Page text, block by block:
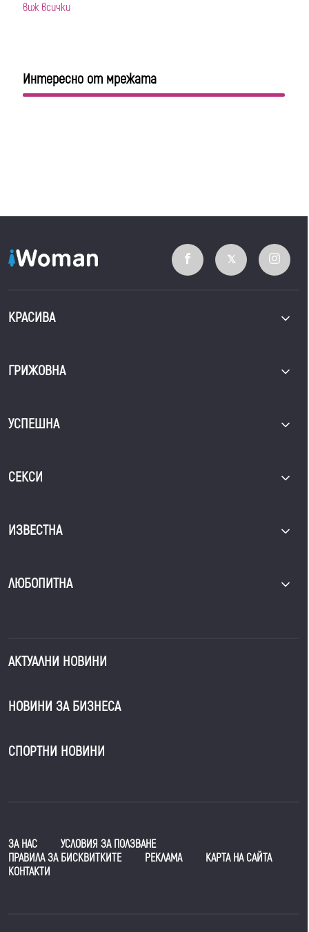
виж всички
Интересно от мрежата
КРАСИВА
ГРИЖОВНА
УСПЕШНА
СЕКСИ
ИЗВЕСТНА
ЛЮБОПИТНА
АКТУАЛНИ НОВИНИ
НОВИНИ ЗА БИЗНЕСА
СПОРТНИ НОВИНИ
ЗА НАС
УСЛОВИЯ ЗА ПОЛЗВАНЕ
ПРАВИЛА ЗА БИСКВИТКИТЕ
РЕКЛАМА
КАРТА НА САЙТА
КОНТАКТИ